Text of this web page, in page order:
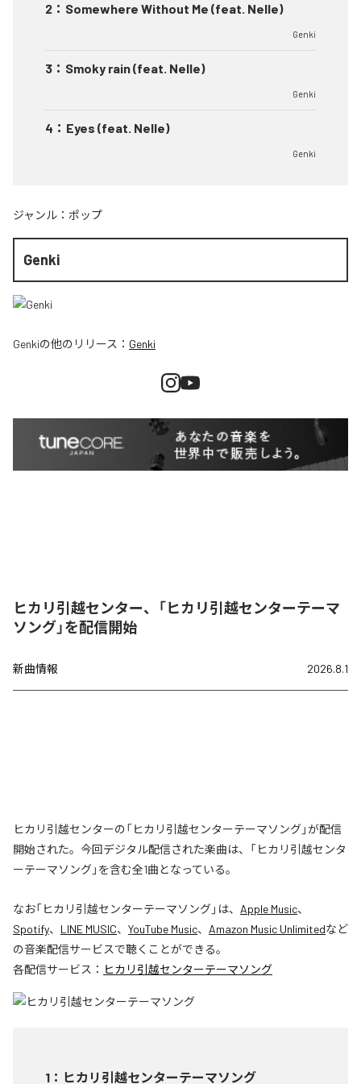
2 ： Somewhere Without Me (feat. Nelle)
Genki
3 ： Smoky rain (feat. Nelle)
Genki
4 ： Eyes (feat. Nelle)
Genki
ジャンル： ポップ
Genki
Genkiの他のリリース： Genki
ヒカリ引越センター、「ヒカリ引越センターテーマ
ソング」を配信開始
新曲情報 2026.8.1
ヒカリ引越センターの「ヒカリ引越センターテーマソング」が配信
開始された。今回デジタル配信された楽曲は、「ヒカリ引越センタ
ーテーマソング」を含む全1曲となっている。
なお「ヒカリ引越センターテーマソング」は、 Apple Music、
Spotify、 LINE MUSIC、 YouTube Music、 Amazon Music Unlimitedなど
の音楽配信サービスで聴くことができる。
各配信サービス： ヒカリ引越センターテーマソング
1 ： ヒカリ引越センターテーマソング